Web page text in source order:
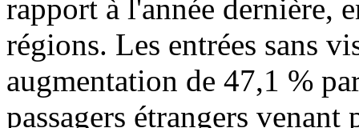
rapport à l'année dernière,
régions. Les entrées sans
augmentation de 47,1 %
passagers étrangers